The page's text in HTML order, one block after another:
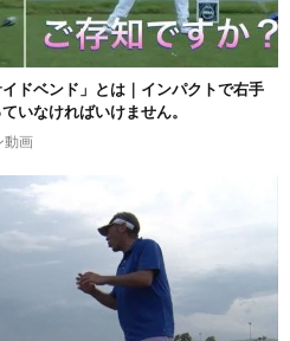
ドベンド」とは｜インパクトで右手
いなければいけません。
動画